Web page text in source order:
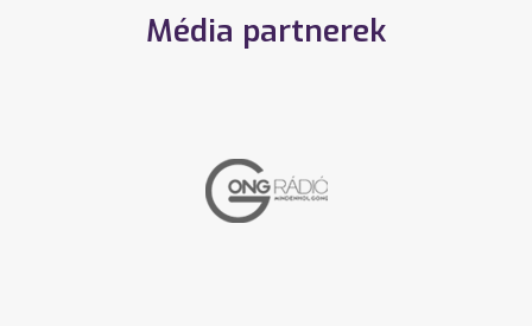
Média partnerek